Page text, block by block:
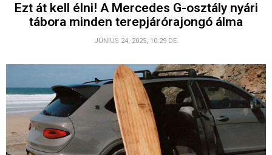
Ezt át kell élni! A Mercedes G-osztály nyári
tábora minden terepjárórajongó álma
JÚNIUS 24, 2025, 10:29 DE.